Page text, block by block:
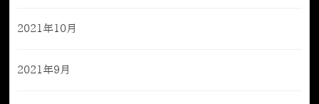
2021年10月
2021年9月